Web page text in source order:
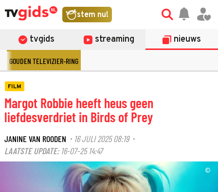
stem nu!
tvgids streaming nieuws
GOUDEN TELEVIZIER-RING
FILM
Margot Robbie heeft heus geen
liefdesverdriet in Birds of Prey
JANINE VAN ROODEN · 16 JULI 2025 08:19·
LAATSTE UPDATE: 16-07-25 14:47
©